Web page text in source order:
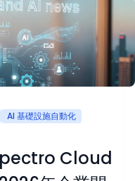
AI 基礎設施自動化
Cloud